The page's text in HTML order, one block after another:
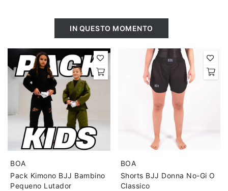
IN QUESTO MOMENTO
BOA
Pack Kimono BJJ Bambino
Pequeno Lutador
BOA
Shorts BJJ Donna No-Gi O
Classico